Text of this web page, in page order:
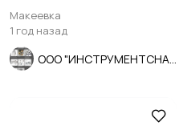
утолщ хвост 1,2 мм
Макеевка
1 год назад